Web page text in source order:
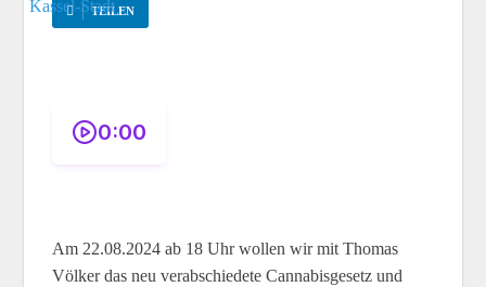
TEILEN
0:00
Am 22.08.2024 ab 18 Uhr wollen wir mit Thomas
Völker das neu verabschiedete Cannabisgesetz und